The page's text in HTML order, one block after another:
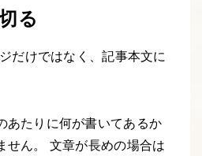
る
だけではなく、記事本文に
あたりに何が書いてあるか
せん。 文章が長めの場合は